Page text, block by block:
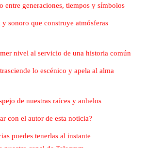
entre generaciones, tiempos y símbolos
sonoro que construye atmósferas
nivel al servicio de una historia común
lo escénico y apela al alma
de nuestras raíces y anhelos
con el autor de esta noticia?
puedes tenerlas al instante